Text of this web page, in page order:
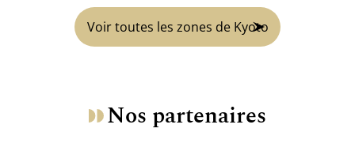
Voir toutes les zones de Kyoto
Nos partenaires